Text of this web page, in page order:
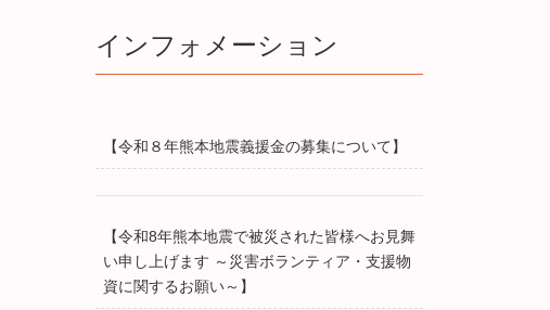
インフォメーション
【令和８年熊本地震義援金の募集について】
【令和8年熊本地震で被災された皆様へお見舞
い申し上げます ～災害ボランティア・支援物
資に関するお願い～】